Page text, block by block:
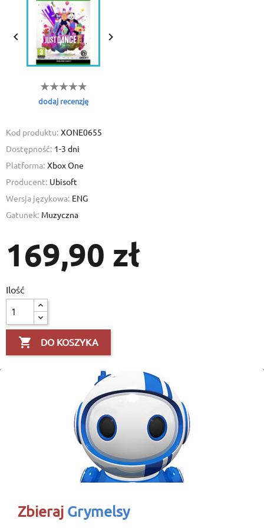
 
dodaj recenzję
Kod produktu: XONE0655
Dostępność: 1-3 dni
Platforma: Xbox One
Producent: Ubisoft
Wersja językowa: ENG
Gatunek: Muzyczna
169,90 zł
Ilość
 DO KOSZYKA
Zbieraj Grymelsy